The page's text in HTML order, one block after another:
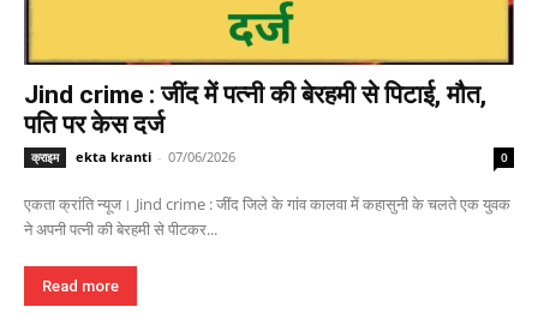
Jind crime : जींद में पत्नी की बेरहमी से पिटाई, मौत,
पति पर केस दर्ज
क्राइम ekta kranti - 07/06/2026 0
एकता क्रांति न्यूज। Jind crime : जींद जिले के गांव कालवा में कहासुनी के चलते एक युवक
ने अपनी पत्नी की बेरहमी से पीटकर...
Read more